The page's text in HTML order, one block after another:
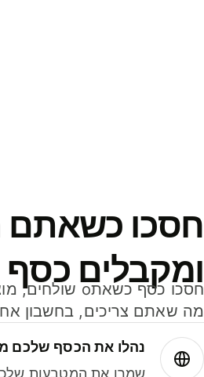
חסכו כשאתם
ומקבלים כסף
מה שאתם צריכים, בחשבון
נהלו את הכסף שלכם
שמרו את המטבעות